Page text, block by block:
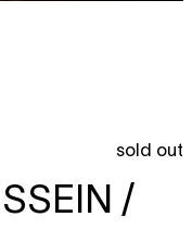
sold out
/